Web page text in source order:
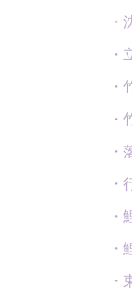
・
・
・
・
・
・
・
・